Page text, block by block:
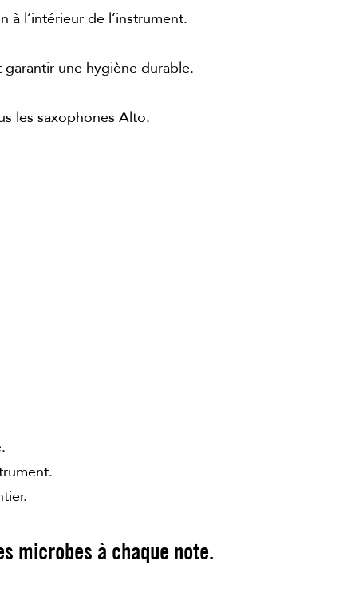
l’intérieur de l’instrument.
une hygiène durable.
les saxophones Alto.
microbes à chaque note.